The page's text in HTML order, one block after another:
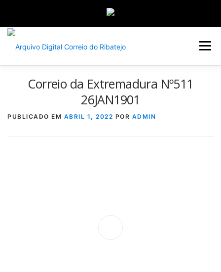
Saltar
conteúdo
Menu
INÍCIO JORNAIS DÉCADAS
VERSÃO PDF E IMPRESSÃO
Correio da Extremadura Nº511
26JAN1901
PUBLICADO EM ABRIL 1, 2022 POR ADMIN